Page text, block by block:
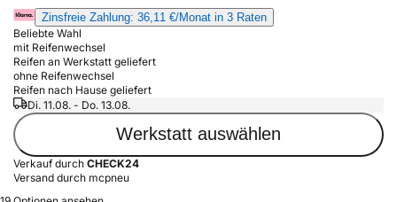
Zinsfreie Zahlung: 36,11 €/Monat in 3 Raten
Beliebte Wahl
mit Reifenwechsel
Reifen an Werkstatt geliefert
ohne Reifenwechsel
Reifen nach Hause geliefert
Di. 11.08. - Do. 13.08.
Werkstatt auswählen
Verkauf durch CHECK24
Versand durch mcpneu